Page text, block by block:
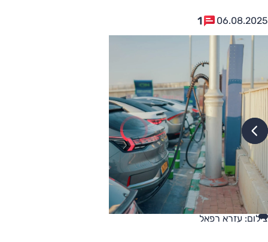
06.08.2025
1
צילום: עזרא רפאל